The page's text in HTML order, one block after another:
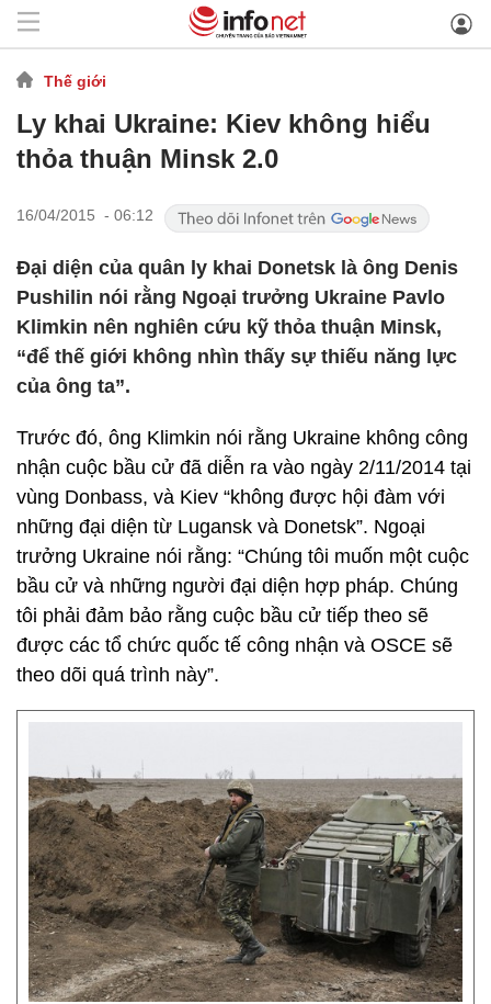
Thế giới
Ly khai Ukraine: Kiev không hiểu
thỏa thuận Minsk 2.0
16/04/2015 - 06:12
Đại diện của quân ly khai Donetsk là ông Denis
Pushilin nói rằng Ngoại trưởng Ukraine Pavlo
Klimkin nên nghiên cứu kỹ thỏa thuận Minsk,
“để thế giới không nhìn thấy sự thiếu năng lực
của ông ta”.
Trước đó, ông Klimkin nói rằng Ukraine không công
nhận cuộc bầu cử đã diễn ra vào ngày 2/11/2014 tại
vùng Donbass, và Kiev “không được hội đàm với
những đại diện từ Lugansk và Donetsk”. Ngoại
trưởng Ukraine nói rằng: “Chúng tôi muốn một cuộc
bầu cử và những người đại diện hợp pháp. Chúng
tôi phải đảm bảo rằng cuộc bầu cử tiếp theo sẽ
được các tổ chức quốc tế công nhận và OSCE sẽ
theo dõi quá trình này”.